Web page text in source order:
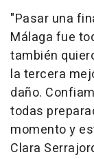
"Pasar una
Málaga fue
también
la tercera
daño.
todas
momento y
Clara